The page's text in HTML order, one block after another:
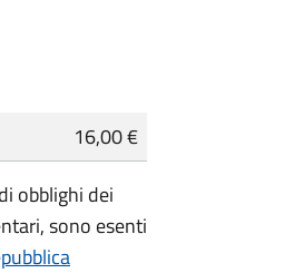
16,00 €
obblighi dei
sono esenti